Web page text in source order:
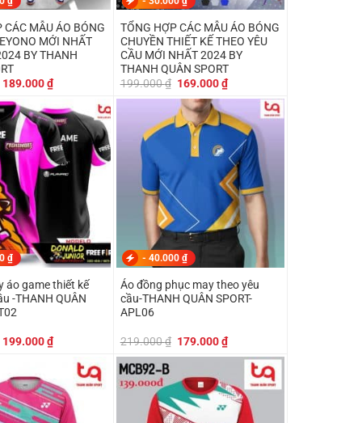
CÁC MẪU ÁO BÓNG
MỚI NHẤT
BY THANH
Giá
là:
219.000 ₫.
189.000₫Giá
hiện
là:
189.000 ₫.
TỔNG HỢP CÁC MẪU ÁO BÓNG
CHUYỀN THIẾT KẾ THEO YÊU
CẦU MỚI NHẤT 2024 BY
THANH QUÂN SPORT
199.000₫ Giá
là:
199.000 ₫.
169.000₫Giá
hiện
là:
169.000 ₫.
₫
áo game thiết kế
-THANH QUÂN
Giá
199.000₫Giá
hiện
199.000 ₫.
- 40.000 ₫
Áo đồng phục may theo yêu
cầu-THANH QUÂN SPORT-
APL06
219.000₫ Giá
179.000₫Giá
hiện
179.000 ₫.